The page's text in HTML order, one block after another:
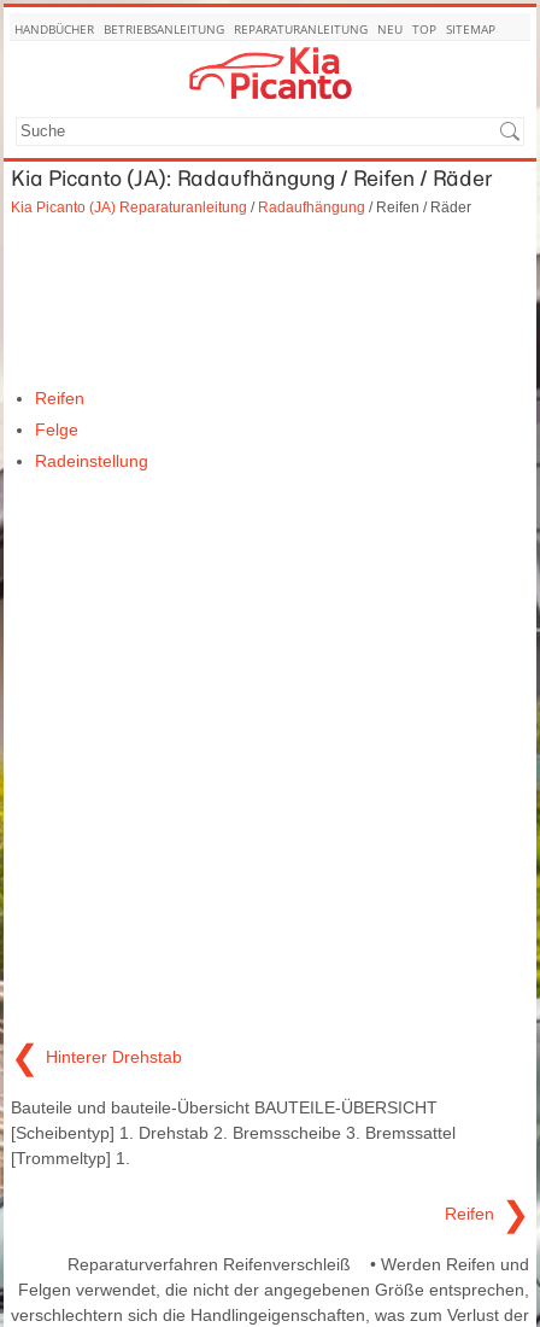
HANDBÜCHER BETRIEBSANLEITUNG REPARATURANLEITUNG NEU TOP SITEMAP
Kia Picanto (JA): Radaufhängung / Reifen / Räder
Kia Picanto (JA) Reparaturanleitung / Radaufhängung / Reifen / Räder
Reifen
Felge
Radeinstellung
❮ Hinterer Drehstab
Bauteile und bauteile-Übersicht BAUTEILE-ÜBERSICHT
[Scheibentyp] 1. Drehstab 2. Bremsscheibe 3. Bremssattel
[Trommeltyp] 1.
Reifen ❯
Reparaturverfahren Reifenverschleiß • Werden Reifen und
Felgen verwendet, die nicht der angegebenen Größe entsprechen,
verschlechtern sich die Handlingeigenschaften, was zum Verlust der